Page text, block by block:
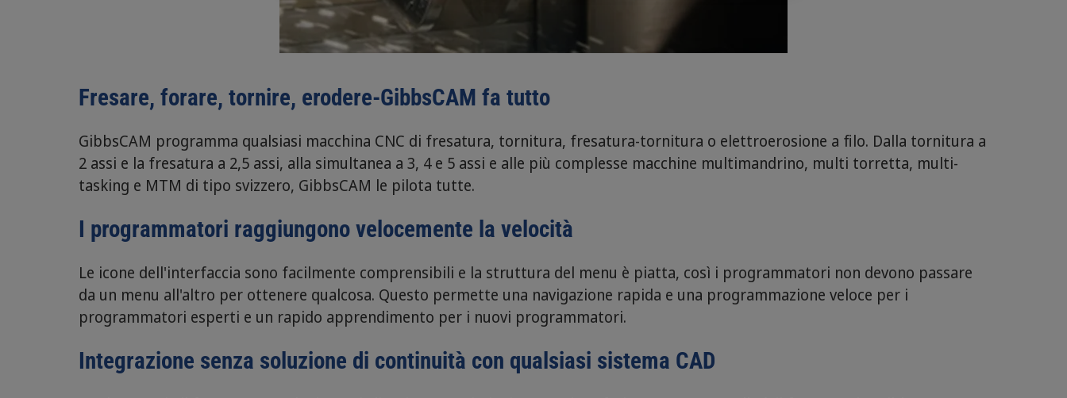
Fresare, forare, tornire, erodere-GibbsCAM fa tutto
GibbsCAM programma qualsiasi macchina CNC di fresatura, tornitura, fresatura-tornitura o elettroerosione a filo. Dalla tornitura a
2 assi e la fresatura a 2,5 assi, alla simultanea a 3, 4 e 5 assi e alle più complesse macchine multimandrino, multi torretta, multi-
tasking e MTM di tipo svizzero, GibbsCAM le pilota tutte.
I programmatori raggiungono velocemente la velocità
Le icone dell'interfaccia sono facilmente comprensibili e la struttura del menu è piatta, così i programmatori non devono passare
da un menu all'altro per ottenere qualcosa. Questo permette una navigazione rapida e una programmazione veloce per i
programmatori esperti e un rapido apprendimento per i nuovi programmatori.
Integrazione senza soluzione di continuità con qualsiasi sistema CAD